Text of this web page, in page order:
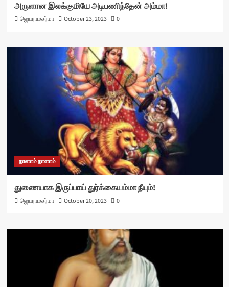
அருளான இலக்குமியே அடிபணிந்தேன் அம்மா!
ஜெயராமசர்மா October 23, 2023 0
நாளாம் நாளாம்
துணையாக இருப்பாய் துர்க்கையம்மா நீயும்!
ஜெயராமசர்மா October 20, 2023 0